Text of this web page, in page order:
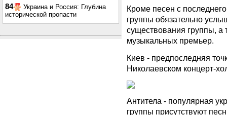
84
Украина и Россия: Глубина
исторической пропасти
Кроме песен с
группы обязательно
существования группы, а
музыкальных премьер.
Киев - предпоследняя
Николаевском концерт-
Антитела - популярная
группы присутствуют